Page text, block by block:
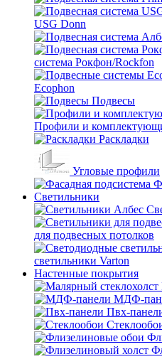
USG Donn
система Рокфон/Rockfon
Ecophon
Подвесы
Профили и
Раскладки
Угловые профили
Светильники
для подвесных потолков
светильники Varton
Настенные покрытия
МДФ-
Пвх-